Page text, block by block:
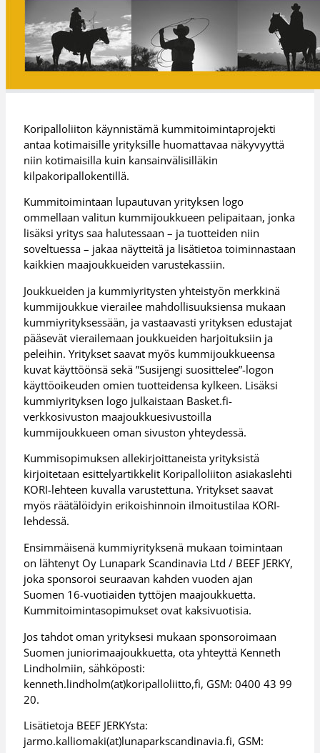
Koripalloliiton käynnistämä kummitoimintaprojekti
antaa kotimaisille yrityksille huomattavaa näkyvyyttä
niin kotimaisilla kuin kansainvälisilläkin
kilpakoripallokentillä.
Kummitoimintaan lupautuvan yrityksen logo
ommellaan valitun kummijoukkueen pelipaitaan, jonka
lisäksi yritys saa halutessaan – ja tuotteiden niin
soveltuessa – jakaa näytteitä ja lisätietoa toiminnastaan
kaikkien maajoukkueiden varustekassiin.
Joukkueiden ja kummiyritysten yhteistyön merkkinä
kummijoukkue vierailee mahdollisuuksiensa mukaan
kummiyrityksessään, ja vastaavasti yrityksen edustajat
pääsevät vierailemaan joukkueiden harjoituksiin ja
peleihin. Yritykset saavat myös kummijoukkueensa
kuvat käyttöönsä sekä ”Susijengi suosittelee”-logon
käyttöoikeuden omien tuotteidensa kylkeen. Lisäksi
kummiyrityksen logo julkaistaan Basket.fi-
verkkosivuston maajoukkuesivustoilla
kummijoukkueen oman sivuston yhteydessä.
Kummisopimuksen allekirjoittaneista yrityksistä
kirjoitetaan esittelyartikkelit Koripalloliiton asiakaslehti
KORI-lehteen kuvalla varustettuna. Yritykset saavat
myös räätälöidyin erikoishinnoin ilmoitustilaa KORI-
lehdessä.
Ensimmäisenä kummiyrityksenä mukaan toimintaan
on lähtenyt Oy Lunapark Scandinavia Ltd / BEEF JERKY,
joka sponsoroi seuraavan kahden vuoden ajan
Suomen 16-vuotiaiden tyttöjen maajoukkuetta.
Kummitoimintasopimukset ovat kaksivuotisia.
Jos tahdot oman yrityksesi mukaan sponsoroimaan
Suomen juniorimaajoukkuetta, ota yhteyttä Kenneth
Lindholmiin, sähköposti:
kenneth.lindholm(at)koripalloliitto,fi, GSM: 0400 43 99
20.
Lisätietoja BEEF JERKYsta:
jarmo.kalliomaki(at)lunaparkscandinavia.fi, GSM: